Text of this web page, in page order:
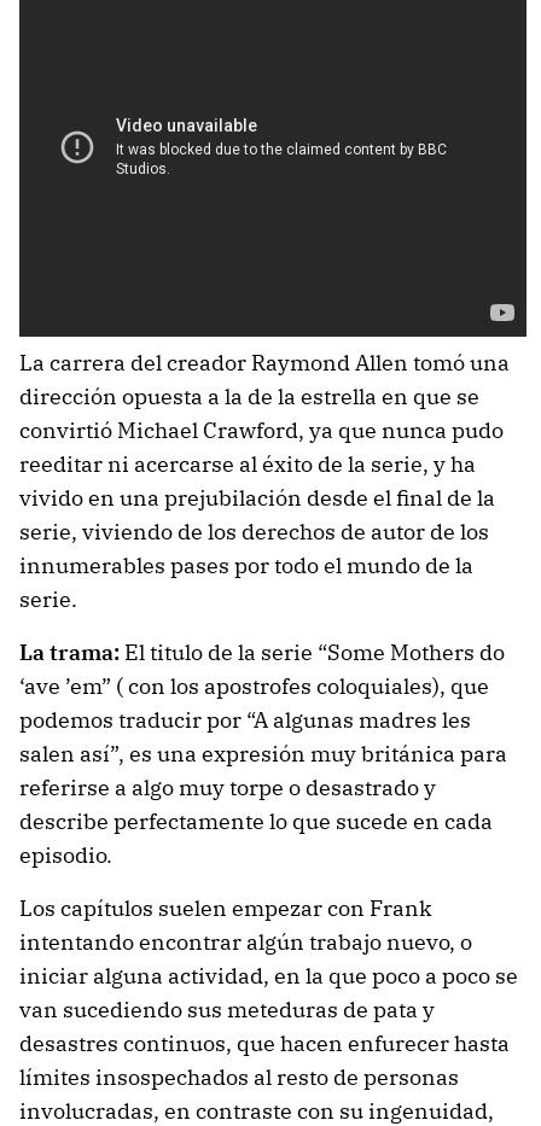
La carrera del creador Raymond Allen tomó una
dirección opuesta a la de la estrella en que se
convirtió Michael Crawford, ya que nunca pudo
reeditar ni acercarse al éxito de la serie, y ha
vivido en una prejubilación desde el final de la
serie, viviendo de los derechos de autor de los
innumerables pases por todo el mundo de la
serie.
La trama: El titulo de la serie “Some Mothers do
‘ave ’em” ( con los apostrofes coloquiales), que
podemos traducir por “A algunas madres les
salen así”, es una expresión muy británica para
referirse a algo muy torpe o desastrado y
describe perfectamente lo que sucede en cada
episodio.
Los capítulos suelen empezar con Frank
intentando encontrar algún trabajo nuevo, o
iniciar alguna actividad, en la que poco a poco se
van sucediendo sus meteduras de pata y
desastres continuos, que hacen enfurecer hasta
límites insospechados al resto de personas
involucradas, en contraste con su ingenuidad,